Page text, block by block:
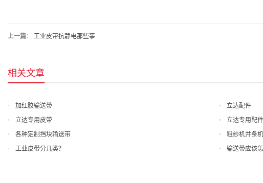
上一篇： 工业皮带抗静电那些事
相关文章
加红胶输送带
立达配件
立达专用皮带
立达专用配件
各种定制挡块输送带
粗纱机并条
工业皮带分几类？
输送带应该